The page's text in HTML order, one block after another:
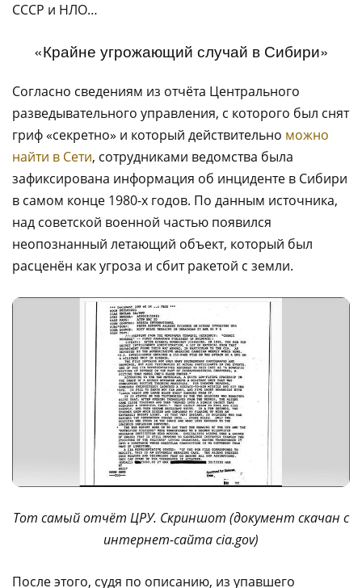
СССР и НЛО…
«Крайне угрожающий случай в Сибири»
Согласно сведениям из отчёта Центрального
разведывательного управления, с которого был снят
гриф «секретно» и который действительно можно
найти в Сети, сотрудниками ведомства была
зафиксирована информация об инциденте в Сибири
в самом конце 1980-х годов. По данным источника,
над советской военной частью появился
неопознанный летающий объект, который был
расценён как угроза и сбит ракетой с земли.
Тот самый отчёт ЦРУ. Скриншот (документ скачан с
интернет-сайта cia.gov)
После этого, судя по описанию, из упавшего